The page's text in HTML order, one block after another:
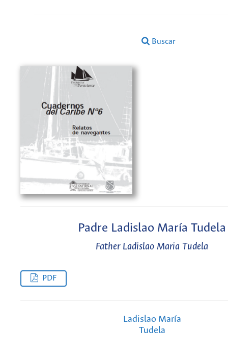
Buscar
Padre Ladislao María Tudela
Father Ladislao Maria Tudela
PDF
Ladislao María
Tudela